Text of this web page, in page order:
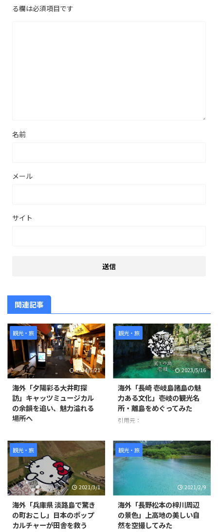
る欄は必須項目です
名前
メール
サイト
関連記事
観光・旅
2024/5/21
海外「夕陽彩る大井町探
訪」キャッツミュージカル
の余韻を追い、魅力溢れる
場所へ
ージカルを見に来た際にこの場所
を発見し、夕陽が美しくなる時間
帯に撮影を始めました。 ビデオ
の中ではJR大井町駅東口から始
まり、キャッツシアターやお洒落
な飲食店街、住宅地、商店街など
を通り抜けています。 また、途
中で可愛らしい猫も登場します。
ビデオの最後にはJR大井町西口
に到着しています。 このビデオ
観光・旅
2023/5/16
海外「長崎 壱岐島諸島の魅
力ある文化」壱岐の観光名
所・離島をめぐってみた
引用元：
h?v=oXvKV3g77Yk 世界の反応
観光・旅
2021/3/1
海外「兵庫県 淡路島で驚き
の町おこし」日本のポップ
カルチャーが田舎を救う
観光・旅
2021/2/9
海外「長野松本の梓川周辺
の景色」上高地の美しい自
然を空撮してみた